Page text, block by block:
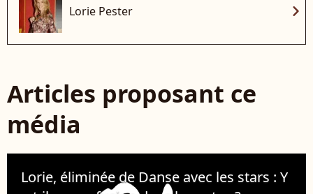
Lorie Pester chevron_right
Articles proposant ce
média
Lorie, éliminée de Danse avec les stars : Y